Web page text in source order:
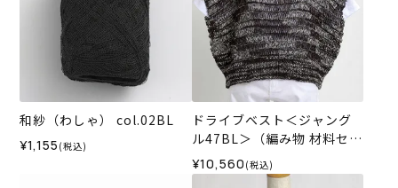
和紗（わしゃ） col.02BL
¥1,155 (税込)
ドライブベスト＜ジャング
ル47BL＞（編み物 材料セッ
ト）
¥10,560 (税込)